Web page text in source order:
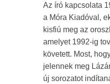
Az író kapcsolata
a Móra Kiadóval,
kisfiú meg az
amelyet 1992-ig
követett. Most,
jelennek meg
új sorozatot